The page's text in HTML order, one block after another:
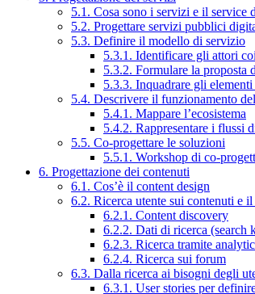
5.1. Cosa sono i servizi e il service
5.2. Progettare servizi pubblici
5.3. Definire il modello di servizio
5.3.1. Identificare gli attori
5.3.2. Formulare la proposta
5.3.3. Inquadrare gli
5.4. Descrivere il funzionamento
5.4.1. Mappare l’ecosistema
5.4.2. Rappresentare i flussi
5.5. Co-progettare le soluzioni
5.5.1. Workshop di co-
6. Progettazione dei contenuti
6.1. Cos’è il content design
6.2. Ricerca utente sui contenuti e
6.2.1. Content discovery
6.2.2. Dati di ricerca (search
6.2.3. Ricerca tramite
6.2.4. Ricerca sui forum
6.3. Dalla ricerca ai bisogni degli
6.3.1. User stories per